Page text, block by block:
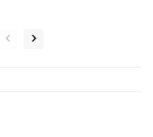
‹ ›